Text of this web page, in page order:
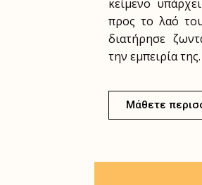
κείμενο
προς το λαό
διατήρησε
την εμπειρία της.
Μάθετε